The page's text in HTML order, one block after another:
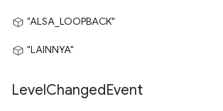
"ALSA_LOOPBACK"
"LAINNYA"
LevelChangedEvent